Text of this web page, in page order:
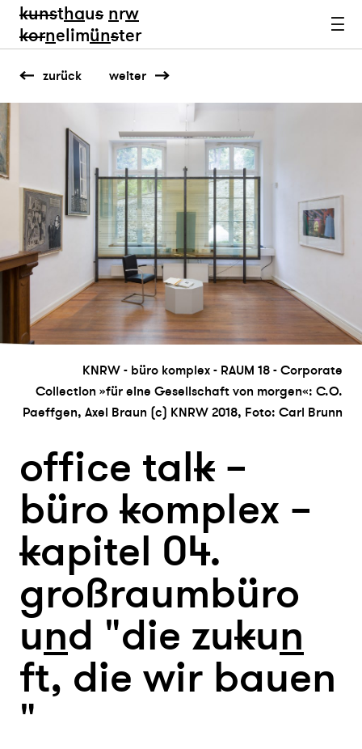
kunsthaus nrw
kornelimünster
zurück weiter
KNRW - büro komplex - RAUM 18 - Corporate
Collection »für eine Gesellschaft von morgen«: C.O.
Paeffgen, Axel Braun (c) KNRW 2018, Foto: Carl Brunn
office talk –
büro komplex –
kapitel 04.
großraumbüro
und "die zukun
ft, die wir bauen
"